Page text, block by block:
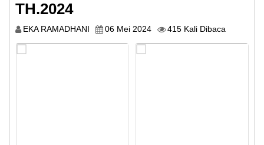
Peta
TH.2024
EKA RAMADHANI 06 Mei 2024 415 Kali Dibaca